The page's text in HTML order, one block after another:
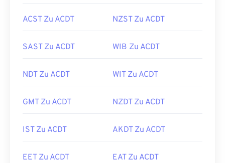
ACST Zu ACDT NZST Zu ACDT
SAST Zu ACDT WIB Zu ACDT
NDT Zu ACDT WIT Zu ACDT
GMT Zu ACDT NZDT Zu ACDT
IST Zu ACDT AKDT Zu ACDT
EET Zu ACDT EAT Zu ACDT